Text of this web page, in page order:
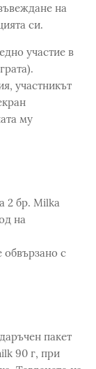
на
си.
участие в
участникът
му
2 бр. Мilka
на
с
пакет
90 г, при